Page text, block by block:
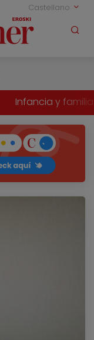
Castellano
Infancia y familia